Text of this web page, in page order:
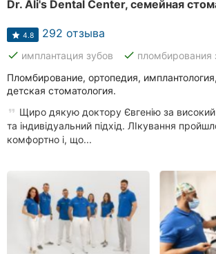
4.8 292 отзыва
done имплантация зубов done пломбирования
Пломбирование, ортопедия,
детская стоматология.
Щиро дякую доктору Євгенію за високий
та індивідуальний підхід. ЛІкування
комфортно і, що...